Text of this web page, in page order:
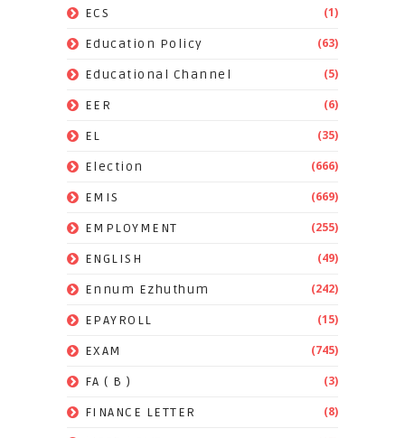
ECS (1)
Education Policy (63)
Educational Channel (5)
EER (6)
EL (35)
Election (666)
EMIS (669)
EMPLOYMENT (255)
ENGLISH (49)
Ennum Ezhuthum (242)
EPAYROLL (15)
EXAM (745)
FA ( B ) (3)
FINANCE LETTER (8)